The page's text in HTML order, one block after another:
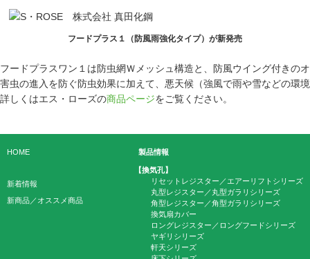
フードプラス１（防風雨強化タイプ）が新発売
フードプラスワン１は防虫網Ｗメッシュ構造と、防風ウイング付きの
害虫の進入を防ぐ防虫効果に加えて、悪天候（強風で雨や雪などの環
詳しくはエス・ローズの商品ページをご覧ください。
HOME
新着情報
新商品／オススメ商品
製品情報
【換気孔】
リセットレジスター／エアーリフトシリーズ
丸型レジスター／丸型ガラリシリーズ
角型レジスター／角型ガラリシリーズ
換気扇カバー
ロングレジスター／ロングフードシリーズ
ヤギリシリーズ
軒天シリーズ